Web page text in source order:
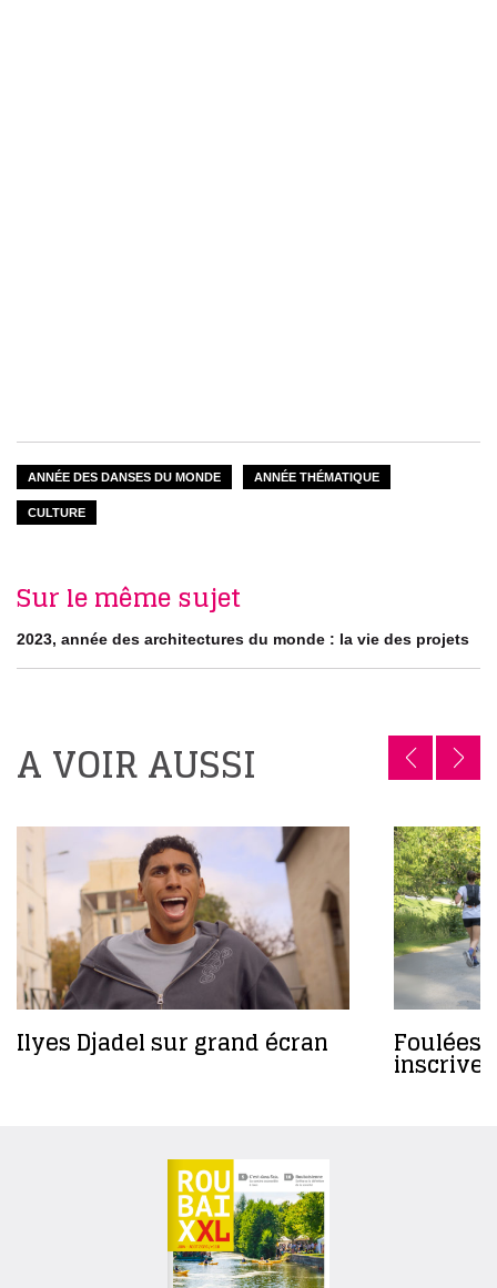
ANNÉE DES DANSES DU MONDE ANNÉE THÉMATIQUE
CULTURE
Sur le même sujet
2023, année des architectures du monde : la vie des projets
A VOIR AUSSI
Ilyes Djadel sur grand écran Foulées